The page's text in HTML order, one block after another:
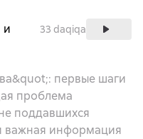
и
33 daqiqa
первые шаги
проблема
поддавшихся
важная информация